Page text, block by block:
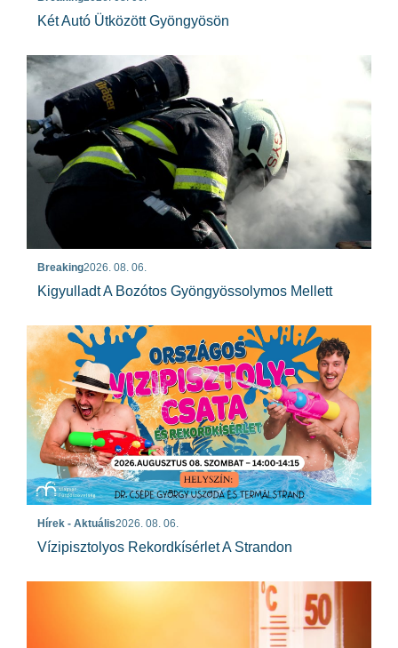
Két Autó Ütközött Gyöngyösön
Breaking2026. 08. 06.
Kigyulladt A Bozótos Gyöngyössolymos Mellett
Hírek - Aktuális2026. 08. 06.
Vízipisztolyos Rekordkísérlet A Strandon